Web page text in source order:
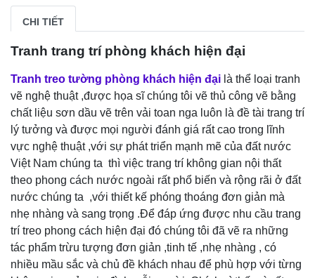
CHI TIẾT
Tranh trang trí phòng khách hiện đại
Tran h treo tường phòng khách hiện đại là thể loại tranh
vẽ nghệ thuật ,được họa sĩ chúng tôi vẽ thủ công vẽ bằng
chất liệu sơn dầu vẽ trên vải toan nga luôn là đề tài trang trí
lý tưởng và được mọi người đánh giá rất cao trong lĩnh
vực nghệ thuật ,với sự phát triển mạnh mẽ của đất nước
Việt Nam chúng ta thì việc trang trí không gian nội thất
theo phong cách nước ngoài rất phổ biến và rộng rãi ở đất
nước chúng ta ,với thiết kế phóng thoáng đơn giản mà
nhẹ nhàng và sang trọng .Để đáp ứng được nhu cầu trang
trí treo phong cách hiện đại đó chúng tôi đã vẽ ra những
tác phẩm trừu tượng đơn giản ,tinh tế ,nhẹ nhàng , có
nhiều mầu sắc và chủ đề khách nhau để phù hợp với từng